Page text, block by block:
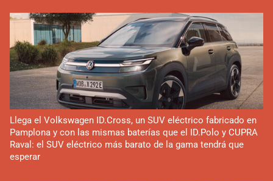
Llega el Volkswagen ID.Cross, un SUV eléctrico fabricado en
Pamplona y con las mismas baterías que el ID.Polo y CUPRA
Raval: el SUV eléctrico más barato de la gama tendrá que
esperar